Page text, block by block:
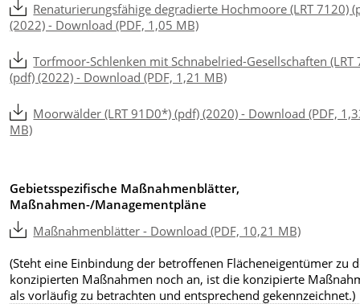
Renaturierungsfähige degradierte Hochmoore (LRT 7120)
(2022) - Download (PDF, 1,05 MB)
Torfmoor-Schlenken mit Schnabelried-Gesellschaften (LRT
(pdf) (2022) - Download (PDF, 1,21 MB)
Moorwälder (LRT 91D0*) (pdf) (2020) - Download (PDF,
MB)
Gebietsspezifische Maßnahmenblätter,
Maßnahmen-/Managementpläne
Maßnahmenblätter - Download (PDF, 10,21 MB)
(Steht eine Einbindung der betroffenen Flächeneigentümer zu
konzipierten Maßnahmen noch an, ist die konzipierte
als vorläufig zu betrachten und entsprechend gekennzeichnet.)